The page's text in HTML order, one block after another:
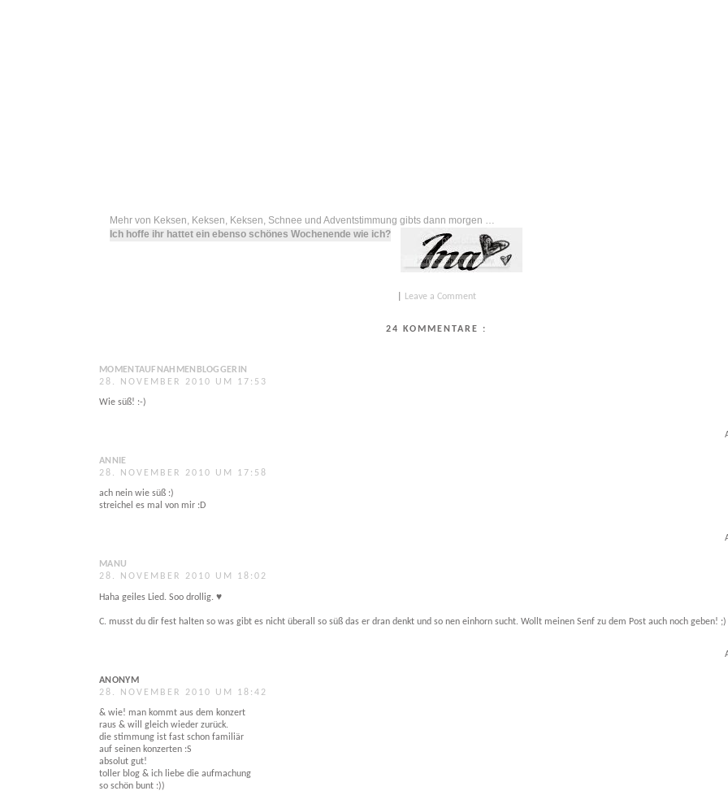
Mehr von Keksen, Keksen, Keksen, Schnee und Adventstimmung gibts dann morgen …
Ich hoffe ihr hattet ein ebenso schönes Wochenende wie ich?
Leave a Comment
24 KOMMENTARE :
MOMENTAUFNAHMENBLOGGERIN
28. NOVEMBER 2010 UM 17:53
Wie süß! :-)
ANNIE
28. NOVEMBER 2010 UM 17:58
ach nein wie süß :)
streichel es mal von mir :D
MANU
28. NOVEMBER 2010 UM 18:02
Haha geiles Lied. Soo drollig. ♥
C. musst du dir fest halten so was gibt es nicht überall so süß das er dran denkt und so nen einhorn sucht. Wollt meinen Senf zu dem Post auch noch geben! ;)
ANONYM
28. NOVEMBER 2010 UM 18:42
& wie! man kommt aus dem konzert
raus & will gleich wieder zurück.
die stimmung ist fast schon familiär
auf seinen konzerten :S
absolut gut!
toller blog & ich liebe die aufmachung
so schön bunt :))